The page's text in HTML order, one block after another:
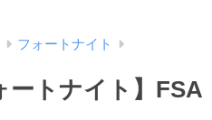
フォートナイト
ートナイト】